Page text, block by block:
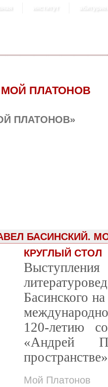
институт
МОЙ ПЛАТОНОВ
ПЛАТОНОВ»
БАСИНСКИЙ.
КРУГЛЫЙ СТОЛ
Басинского
120-летию
«Андрей
Мой Платонов